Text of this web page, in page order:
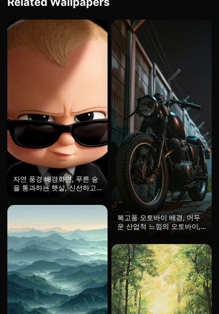
자연 풍경 배경화면, 푸른 숲
을 통과하는 햇살, 신선하고
면
복고풍 오토바이 배경, 어두
운 산업적 느낌의 오토바이,